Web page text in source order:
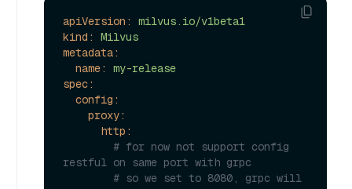
apiVersion:
milvus.io/v1beta1
kind:
Milvus
metadata:
name:
my-release
spec:
config:
proxy:
http:
# for now not support config
restful on same port with grpc
# so we set to 8080, grpc will